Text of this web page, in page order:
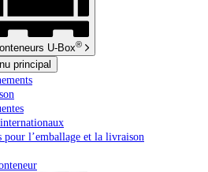
U-Box®
principal
pour l’emballage et la livraison